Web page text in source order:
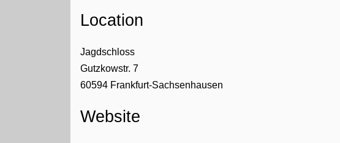
Location
Jagdschloss
Gutzkowstr. 7
60594 Frankfurt-Sachsenhausen
Website